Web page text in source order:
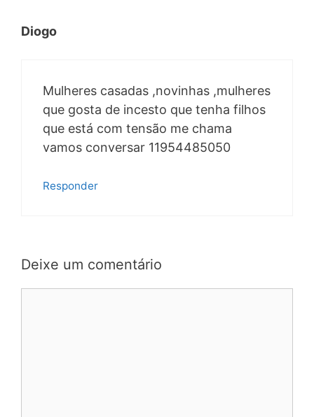
Diogo
Mulheres casadas ,novinhas ,mulheres
que gosta de incesto que tenha filhos
que está com tensão me chama
vamos conversar 11954485050
Responder
Deixe um comentário